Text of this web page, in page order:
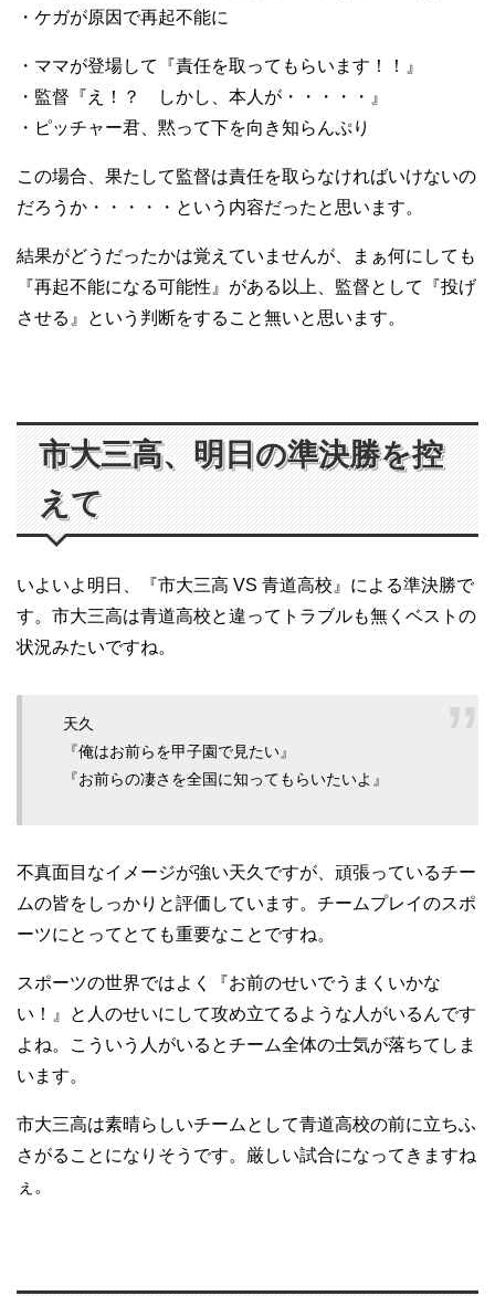
・ケガが原因で再起不能に
・ママが登場して『責任を取ってもらいます！！』
・監督『え！？ しかし、本人が・・・・・』
・ピッチャー君、黙って下を向き知らんぷり
この場合、果たして監督は責任を取らなければいけないの
だろうか・・・・・という内容だったと思います。
結果がどうだったかは覚えていませんが、まぁ何にしても
『再起不能になる可能性』がある以上、監督として『投げ
させる』という判断をすること無いと思います。
市大三高、明日の準決勝を控
えて
いよいよ明日、『市大三高 VS 青道高校』による準決勝で
す。市大三高は青道高校と違ってトラブルも無くベストの
状況みたいですね。
天久
『俺はお前らを甲子園で見たい』
『お前らの凄さを全国に知ってもらいたいよ』
不真面目なイメージが強い天久ですが、頑張っているチー
ムの皆をしっかりと評価しています。チームプレイのスポ
ーツにとってとても重要なことですね。
スポーツの世界ではよく『お前のせいでうまくいかな
い！』と人のせいにして攻め立てるような人がいるんです
よね。こういう人がいるとチーム全体の士気が落ちてしま
います。
市大三高は素晴らしいチームとして青道高校の前に立ちふ
さがることになりそうです。厳しい試合になってきますね
ぇ。